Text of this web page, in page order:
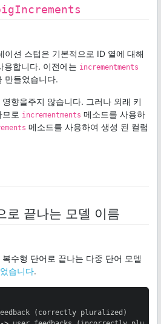
이션 스텁은 기본적으로 ID 열에 대해
용합니다. 이전에는 incrementments
만들었습니다.
향을주지 않습니다. 그러나 외래 키
로 incrementments 메소드를 사용하
메소드를 사용하여 생성 된 컬럼
로 끝나는 모델 이름
수형 단어로 끝나는 다중 단어 모델
습니다.
(correctly pluralized)